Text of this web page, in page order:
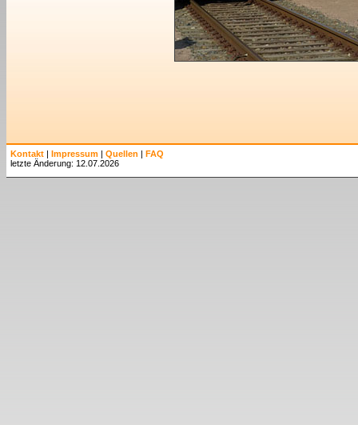
Kontakt | Impressum | Quellen | FAQ
letzte Änderung: 12.07.2026